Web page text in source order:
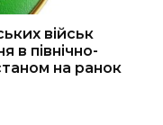
військ
в північно-
на ранок